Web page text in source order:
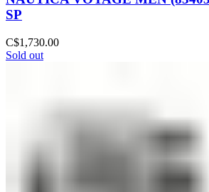
SP
C$1,730.00
Sold out